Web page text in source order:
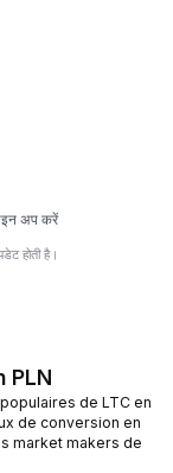
अप करें
होती है।
PLN
de LTC en
de conversion en
market makers de